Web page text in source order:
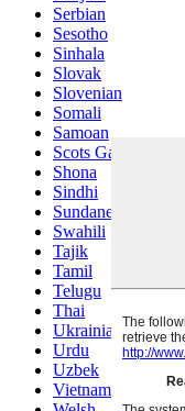
Serbian
Sesotho
Sinhala
Slovak
Slovenian
Somali
Samoan
Scots Gaelic
Shona
Sindhi
Sundanese
Swahili
Tajik
Tamil
Telugu
Thai
Ukrainian
Urdu
Uzbek
Vietnamese